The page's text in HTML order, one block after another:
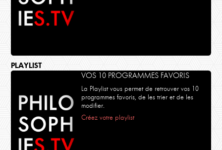
PLAYLIST
VOS 10 PROGRAMMES FAVORIS
La Playlist vous permet de retrouver vos 10
programmes favoris, de les trier et de les
modifier.
Créez votre playlist